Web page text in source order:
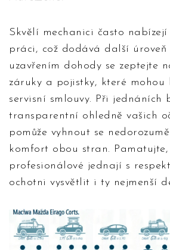
Skvělí mechanici často
práci, což dodává další úroveň
uzavřením dohody se zeptejte
záruky a pojistky, které mohou
servisní smlouvy. Při jednáních
transparentní ohledně vašich
pomůže vyhnout se
komfort obou stran.
profesionálové jednají s
ochotni vysvětlit i ty nejmenší